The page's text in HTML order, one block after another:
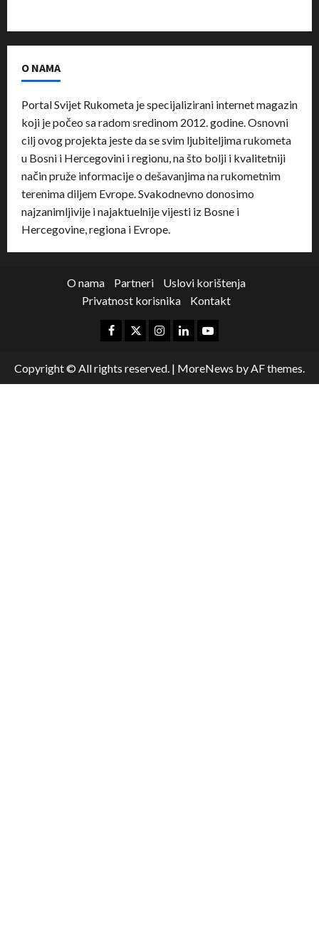
O NAMA
Portal Svijet Rukometa je specijalizirani internet magazin
koji je počeo sa radom sredinom 2012. godine. Osnovni
cilj ovog projekta jeste da se svim ljubiteljima rukometa
u Bosni i Hercegovini i regionu, na što bolji i kvalitetniji
način pruže informacije o dešavanjima na rukometnim
terenima diljem Evrope. Svakodnevno donosimo
najzanimljivije i najaktuelnije vijesti iz Bosne i
Hercegovine, regiona i Evrope.
O nama Partneri
Uslovi korištenja
Privatnost korisnika
Kontakt
Copyright © All rights reserved. | MoreNews by AF themes.